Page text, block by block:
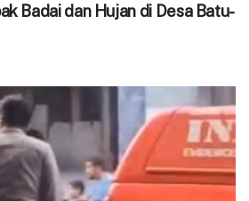
Badai dan Hujan di Desa Batu-